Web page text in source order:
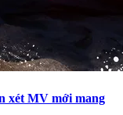
xét MV mới mang